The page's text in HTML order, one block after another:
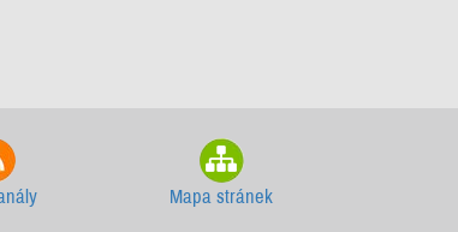
Mapa stránek